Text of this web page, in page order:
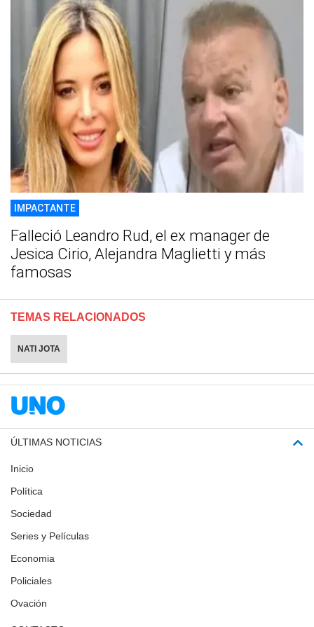
IMPACTANTE
Falleció Leandro Rud, el ex manager de
Jesica Cirio, Alejandra Maglietti y más
famosas
TEMAS RELACIONADOS
NATI JOTA
ÚLTIMAS NOTICIAS
Inicio
Política
Sociedad
Series y Películas
Economia
Policiales
Ovación